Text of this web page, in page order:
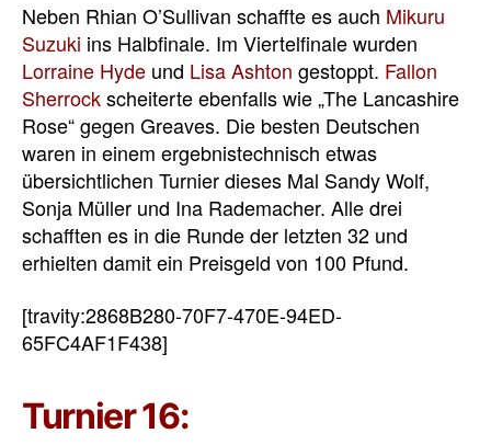
Neben Rhian O’Sullivan schaffte es auch Mikuru
Suzuki ins Halbfinale. Im Viertelfinale wurden
Lorraine Hyde und Lisa Ashton gestoppt. Fallon
Sherrockscheiterte ebenfalls wie „The Lancashire
Rose“ gegen Greaves. Die besten Deutschen
waren in einem ergebnistechnisch etwas
übersichtlichen Turnier dieses Mal Sandy Wolf,
Sonja Müller und Ina Rademacher. Alle drei
schafften es in die Runde der letzten 32 und
erhielten damit ein Preisgeld von 100 Pfund.
[travity:2868B280-70F7-470E-94ED-
65FC4AF1F438]
Turnier 16: